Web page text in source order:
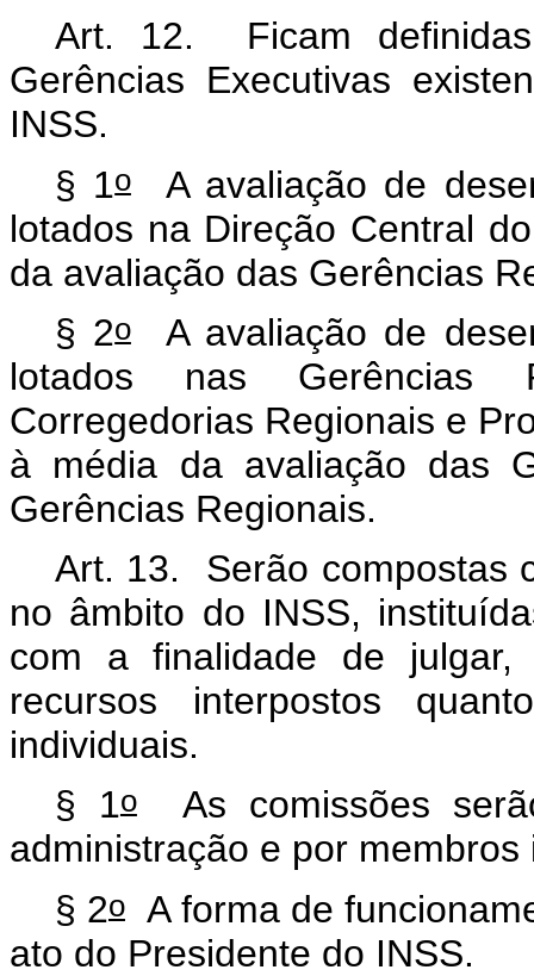
Art. 12. Ficam
Gerências Executivas
INSS.
§ 1oA avaliação de
lotados na Direção Central
da avaliação das Gerências
§ 2oA avaliação de
lotados nas Gerências
Corregedorias Regionais e
à média da avaliação das
Gerências Regionais.
Art. 13. Serão compostas
no âmbito do INSS,
com a finalidade de julgar,
recursos interpostos
individuais.
§ 1oAs comissões
administração e por
§ 2oA forma de
ato do Presidente do INSS.